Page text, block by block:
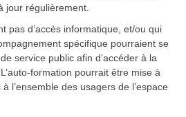
jour régulièrement.
pas d’accès informatique, et/ou qui
spécifique pourraient se
service public afin d’accéder à la
formation pourrait être mise à
l’ensemble des usagers de l’espace